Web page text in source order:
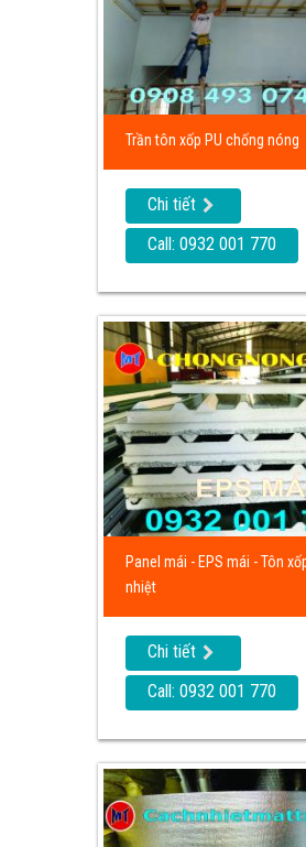
Trần tôn xốp PU chống nóng
Chi tiết
Call: 0932 001 770
Panel mái - EPS mái - Tôn
nhiệt
Chi tiết
Call: 0932 001 770